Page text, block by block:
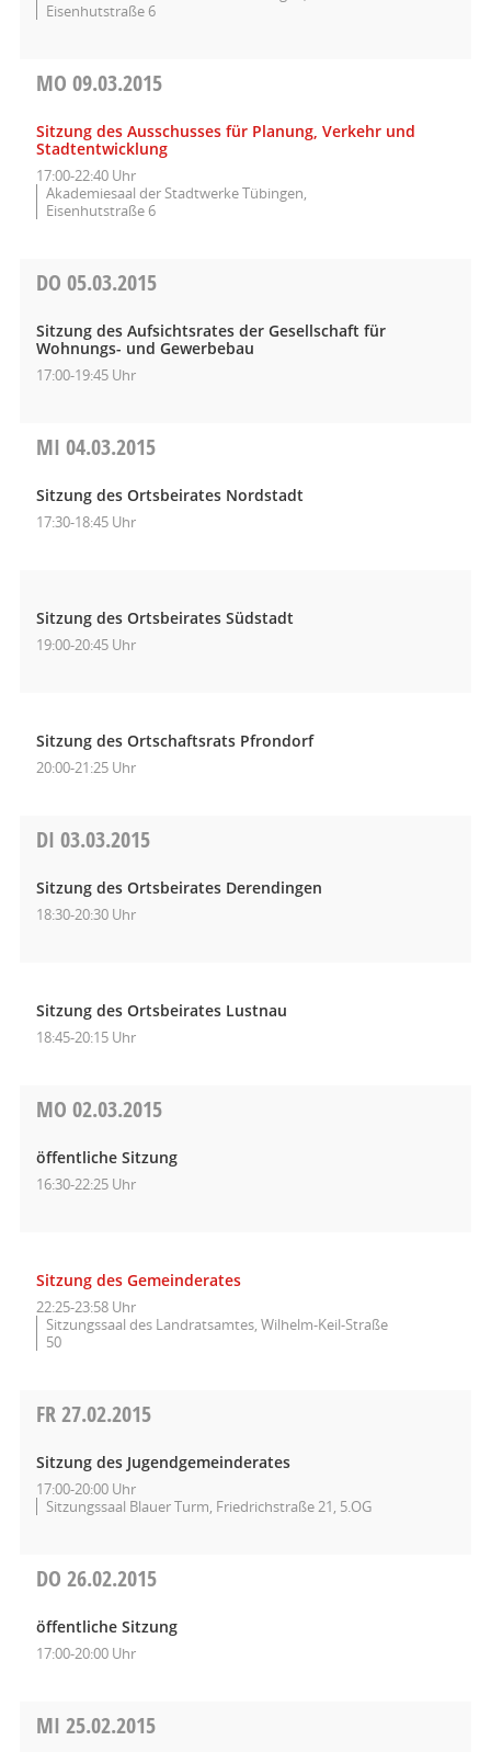
Eisenhutstraße 6
MO 09.03.2015
Sitzung des Ausschusses für Planung, Verkehr und
Stadtentwicklung
17:00-22:40 Uhr
Akademiesaal der Stadtwerke Tübingen,
Eisenhutstraße 6
DO 05.03.2015
Sitzung des Aufsichtsrates der Gesellschaft für
Wohnungs- und Gewerbebau
17:00-19:45 Uhr
MI 04.03.2015
Sitzung des Ortsbeirates Nordstadt
17:30-18:45 Uhr
Sitzung des Ortsbeirates Südstadt
19:00-20:45 Uhr
Sitzung des Ortschaftsrats Pfrondorf
20:00-21:25 Uhr
DI 03.03.2015
Sitzung des Ortsbeirates Derendingen
18:30-20:30 Uhr
Sitzung des Ortsbeirates Lustnau
18:45-20:15 Uhr
MO 02.03.2015
öffentliche Sitzung
16:30-22:25 Uhr
Sitzung des Gemeinderates
22:25-23:58 Uhr
Sitzungssaal des Landratsamtes, Wilhelm-Keil-Straße
50
FR27.02.2015
Sitzung des Jugendgemeinderates
17:00-20:00 Uhr
Sitzungssaal Blauer Turm, Friedrichstraße 21, 5.OG
DO 26.02.2015
öffentliche Sitzung
17:00-20:00 Uhr
MI 25.02.2015